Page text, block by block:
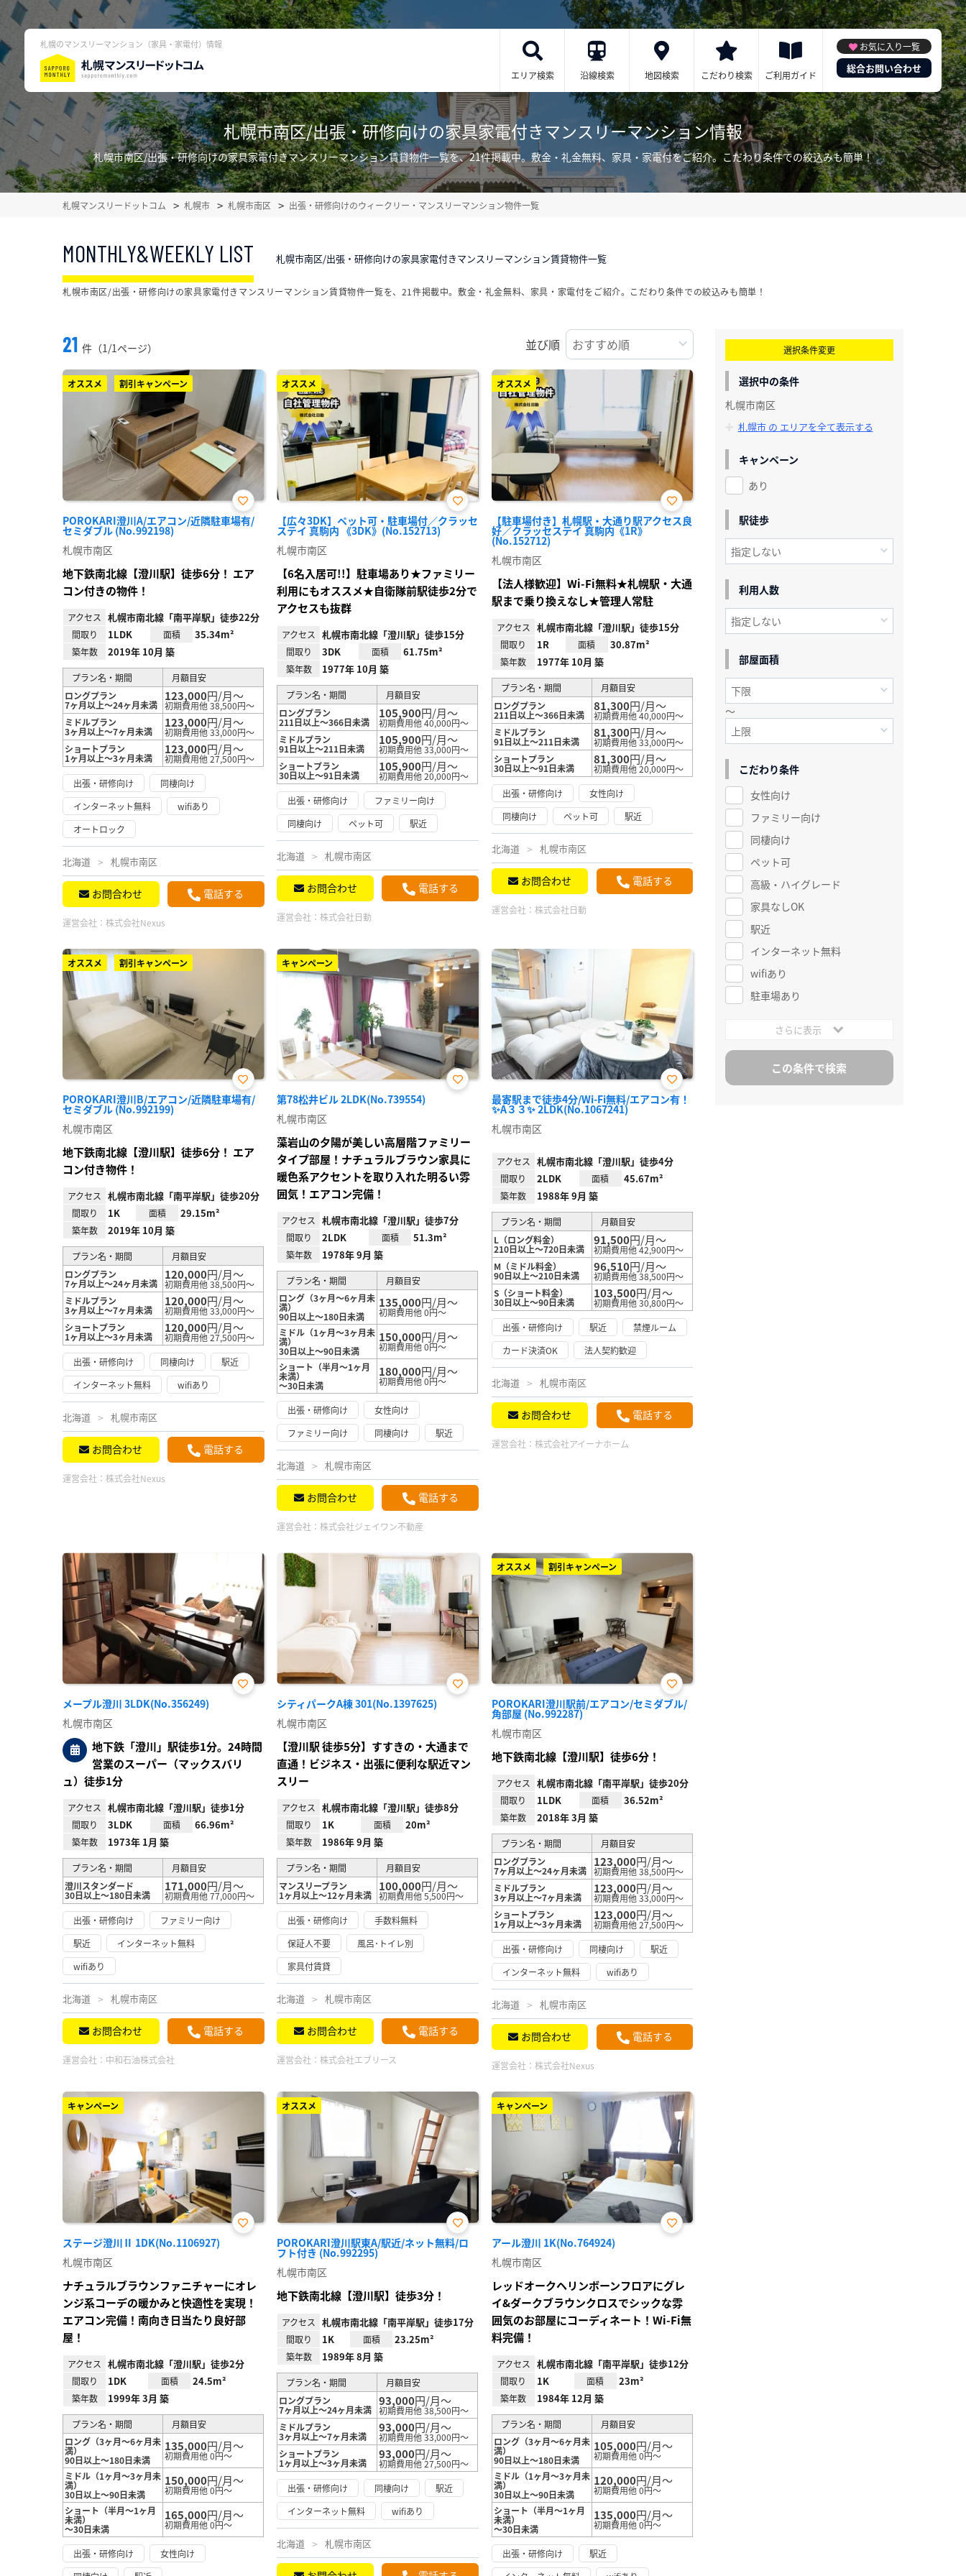
札幌のマンスリーマンション（家具・家電付）情報
エリア検索 沿線検索 地図検索 こだわり検索 ご利用ガイド
お気に入り一覧
総合お問い合わせ
札幌市南区/出張・研修向けの家具家電付きマンスリーマンション情報
札幌市南区/出張・研修向けの家具家電付きマンスリーマンション賃貸物件一覧を、21件掲載中。敷金・礼金無料、家具・家電付をご紹介。こだわり条件での絞込みも簡単！
札幌マンスリードットコム 札幌市 札幌市南区 出張・研修向けのウィークリー・マンスリーマンション物件一覧
MONTHLY&WEEKLY LIST 札幌市南区/出張・研修向けの家具家電付きマンスリーマンション賃貸物件一覧
21 件（1/1ページ） 並び順
オススメ 割引キャンペーン
POROKARI澄川A/エアコン/近隣駐車場有/
セミダブル (No.992198)
お気
に入
札幌市南区
地下鉄南北線【澄川駅】徒歩6分！ エア
コン付きの物件！
アクセス 札幌市南北線「南平岸駅」徒歩22分
間取り 1LDK 面積 35.34m²
築年数 2019年 10月 築
プラン名・期間
月額目安
ロングプラン
7ヶ月以上～24ヶ月未満
123,000円/月～
初期費用他 38,500円～
ミドルプラン
3ヶ月以上～7ヶ月未満
123,000円/月～
初期費用他 33,000円～
ショートプラン
1ヶ月以上～3ヶ月未満
123,000円/月～
初期費用他 27,500円～
出張・研修向け
同棲向け
インターネット無料
wifiあり
オートロック
北海道 札幌市南区
お問合わせ 電話する
運営会社： 株式会社Nexus
オススメ
【広々3DK】ペット可・駐車場付／クラッセ
ステイ 真駒内 《3DK》(No.152713)
お気
に入
札幌市南区
【6名入居可!!】駐車場あり★ファミリー
利用にもオススメ★自衛隊前駅徒歩2分で
アクセスも抜群
アクセス 札幌市南北線「澄川駅」徒歩15分
間取り 3DK 面積 61.75m²
築年数 1977年 10月 築
プラン名・期間
月額目安
ロングプラン
211日以上～366日未満
105,900円/月～
初期費用他 40,000円～
ミドルプラン
91日以上～211日未満
105,900円/月～
初期費用他 33,000円～
ショートプラン
30日以上～91日未満
105,900円/月～
初期費用他 20,000円～
出張・研修向け
ファミリー向け
同棲向け
ペット可 駅近
北海道 札幌市南区
お問合わせ 電話する
運営会社：株式会社日動
オススメ
【駐車場付き】札幌駅・大通り駅アクセス良
好／クラッセステイ 真駒内《1R》
(No.152712)
お気
に入
札幌市南区
【法人様歓迎】Wi-Fi無料★札幌駅・大通
駅まで乗り換えなし★管理人常駐
アクセス 札幌市南北線「澄川駅」徒歩15分
間取り 1R 面積 30.87m²
築年数 1977年 10月 築
プラン名・期間
月額目安
ロングプラン
211日以上～366日未満
81,300円/月～
初期費用他 40,000円～
ミドルプラン
91日以上～211日未満
81,300円/月～
初期費用他 33,000円～
ショートプラン
30日以上～91日未満
81,300円/月～
初期費用他 20,000円～
出張・研修向け
女性向け
同棲向け
ペット可 駅近
北海道 札幌市南区
お問合わせ 電話する
運営会社： 株式会社日動
オススメ 割引キャンペーン
POROKARI澄川B/エアコン/近隣駐車場有/
セミダブル (No.992199)
お気
に入
札幌市南区
地下鉄南北線【澄川駅】徒歩6分！ エア
コン付き物件！
アクセス 札幌市南北線「南平岸駅」徒歩20分
間取り 1K 面積 29.15m²
築年数 2019年 10月 築
プラン名・期間
月額目安
ロングプラン
7ヶ月以上～24ヶ月未満
120,000円/月～
初期費用他 38,500円～
ミドルプラン
3ヶ月以上～7ヶ月未満
120,000円/月～
初期費用他 33,000円～
ショートプラン
1ヶ月以上～3ヶ月未満
120,000円/月～
初期費用他 27,500円～
出張・研修向け
同棲向け
駅近
インターネット無料
wifiあり
北海道 札幌市南区
お問合わせ 電話する
運営会社： 株式会社Nexus
キャンペーン
第78松井ビル 2LDK(No.739554) お気
札幌市南区
藻岩山の夕陽が美しい高層階ファミリー
タイプ部屋！ナチュラルブラウン家具に
暖色系アクセントを取り入れた明るい雰
囲気！エアコン完備！
アクセス 札幌市南北線「澄川駅」徒歩7分
間取り 2LDK 面積 51.3m²
築年数 1978年 9月 築
プラン名・期間
月額目安
ロング（3ヶ月～6ヶ月未
満）
90日以上～180日未満
135,000円/月～
初期費用他 0円～
ミドル（1ヶ月～3ヶ月未
満）
30日以上～90日未満
150,000円/月～
初期費用他 0円～
ショート（半月～1ヶ月
未満）
～30日未満
180,000円/月～
初期費用他 0円～
出張・研修向け
女性向け
ファミリー向け
同棲向け 駅近
北海道 札幌市南区
お問合わせ 電話する
運営会社：株式会社ジェイワン不動産
最寄駅まで徒歩4分/Wi-Fi無料/エアコン有！
✨A３３✨ 2LDK(No.1067241)
お気
に入
札幌市南区
アクセス 札幌市南北線「澄川駅」徒歩4分
間取り 2LDK 面積 45.67m²
築年数 1988年 9月 築
プラン名・期間
月額目安
L（ロング料金）
210日以上～720日未満
91,500円/月～
初期費用他 42,900円～
M（ミドル料金）
90日以上～210日未満
96,510円/月～
初期費用他 38,500円～
S（ショート料金）
30日以上～90日未満
103,500円/月～
初期費用他 30,800円～
出張・研修向け
駅近
禁煙ルーム
カード決済OK
法人契約歓迎
北海道 札幌市南区
お問合わせ 電話する
運営会社： 株式会社アイーナホーム
メープル澄川 3LDK(No.356249) お気
札幌市南区
地下鉄「澄川」駅徒歩1分。24時間
営業のスーパー（マックスバリ
ュ）徒歩1分
アクセス 札幌市南北線「澄川駅」徒歩1分
間取り 3LDK 面積 66.96m²
築年数 1973年 1月 築
プラン名・期間
月額目安
澄川スタンダード
30日以上～180日未満
171,000円/月～
初期費用他 77,000円～
出張・研修向け
ファミリー向け
駅近
インターネット無料
wifiあり
北海道 札幌市南区
お問合わせ 電話する
運営会社： 中和石油株式会社
シティパークA棟 301(No.1397625) お気
札幌市南区
【澄川駅 徒歩5分】すすきの・大通まで
直通！ビジネス・出張に便利な駅近マン
スリー
アクセス 札幌市南北線「澄川駅」徒歩8分
間取り 1K 面積 20m²
築年数 1986年 9月 築
プラン名・期間
月額目安
マンスリープラン
1ヶ月以上～12ヶ月未満
100,000円/月～
初期費用他 5,500円～
出張・研修向け
手数料無料
保証人不要
風呂･トイレ別
家具付賃貸
北海道 札幌市南区
お問合わせ 電話する
運営会社：株式会社エブリース
オススメ 割引キャンペーン
POROKARI澄川駅前/エアコン/セミダブル/
角部屋 (No.992287)
お気
に入
札幌市南区
地下鉄南北線【澄川駅】徒歩6分！
アクセス 札幌市南北線「南平岸駅」徒歩20分
間取り 1LDK 面積 36.52m²
築年数 2018年 3月 築
プラン名・期間
月額目安
ロングプラン
7ヶ月以上～24ヶ月未満
123,000円/月～
初期費用他 38,500円～
ミドルプラン
3ヶ月以上～7ヶ月未満
123,000円/月～
初期費用他 33,000円～
ショートプラン
1ヶ月以上～3ヶ月未満
123,000円/月～
初期費用他 27,500円～
出張・研修向け
同棲向け
駅近
インターネット無料
wifiあり
北海道 札幌市南区
お問合わせ 電話する
運営会社： 株式会社Nexus
キャンペーン
ステージ澄川Ⅱ 1DK(No.1106927) お気
札幌市南区
ナチュラルブラウンファニチャーにオレ
ンジ系コーデの暖かみと快適性を実現！
エアコン完備！南向き日当たり良好部
屋！
アクセス 札幌市南北線「澄川駅」徒歩2分
間取り 1DK 面積 24.5m²
築年数 1999年 3月 築
プラン名・期間
月額目安
ロング（3ヶ月～6ヶ月未
満）
90日以上～180日未満
135,000円/月～
初期費用他 0円～
ミドル（1ヶ月～3ヶ月未
満）
30日以上～90日未満
150,000円/月～
初期費用他 0円～
ショート（半月～1ヶ月
未満）
～30日未満
165,000円/月～
初期費用他 0円～
出張・研修向け
女性向け
オススメ
POROKARI澄川駅東A/駅近/ネット無料/ロ
フト付き (No.992295)
お気
に入
札幌市南区
地下鉄南北線【澄川駅】徒歩3分！
アクセス 札幌市南北線「南平岸駅」徒歩17分
間取り 1K 面積 23.25m²
築年数 1989年 8月 築
プラン名・期間
月額目安
ロングプラン
7ヶ月以上～24ヶ月未満
93,000円/月～
初期費用他 38,500円～
ミドルプラン
3ヶ月以上～7ヶ月未満
93,000円/月～
初期費用他 33,000円～
ショートプラン
1ヶ月以上～3ヶ月未満
93,000円/月～
初期費用他 27,500円～
出張・研修向け
同棲向け
駅近
インターネット無料
wifiあり
北海道 札幌市南区
キャンペーン
アール澄川 1K(No.764924) お気
札幌市南区
レッドオークヘリンボーンフロアにグレ
イ&ダークブラウンクロスでシックな雰
囲気のお部屋にコーディネート！Wi-Fi無
料完備！
アクセス 札幌市南北線「南平岸駅」徒歩12分
間取り 1K 面積 23m²
築年数 1984年 12月 築
プラン名・期間
月額目安
ロング（3ヶ月～6ヶ月未
満）
90日以上～180日未満
105,000円/月～
初期費用他 0円～
ミドル（1ヶ月～3ヶ月未
満）
30日以上～90日未満
120,000円/月～
初期費用他 0円～
ショート（半月～1ヶ月
未満）
～30日未満
135,000円/月～
初期費用他 0円～
出張・研修向け
駅近
札幌市南区/出張・研修向けの家具家電付きマンスリーマンション賃貸物件一覧を、21件掲載中。敷金・礼金無料、家具・家電付をご紹介。こだわり条件での絞込みも簡単！
選択条件変更
選択中の条件
札幌市南区
札幌市 の エリアを全て表示する
キャンペーン
あり
駅徒歩
利用人数
部屋面積
～
こだわり条件
女性向け
ファミリー向け
同棲向け
ペット可
高級・ハイグレード
家具なしOK
駅近
インターネット無料
wifiあり
駐車場あり
さらに表示